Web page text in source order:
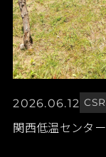
2026.06.12 CSR
関西低温センタ